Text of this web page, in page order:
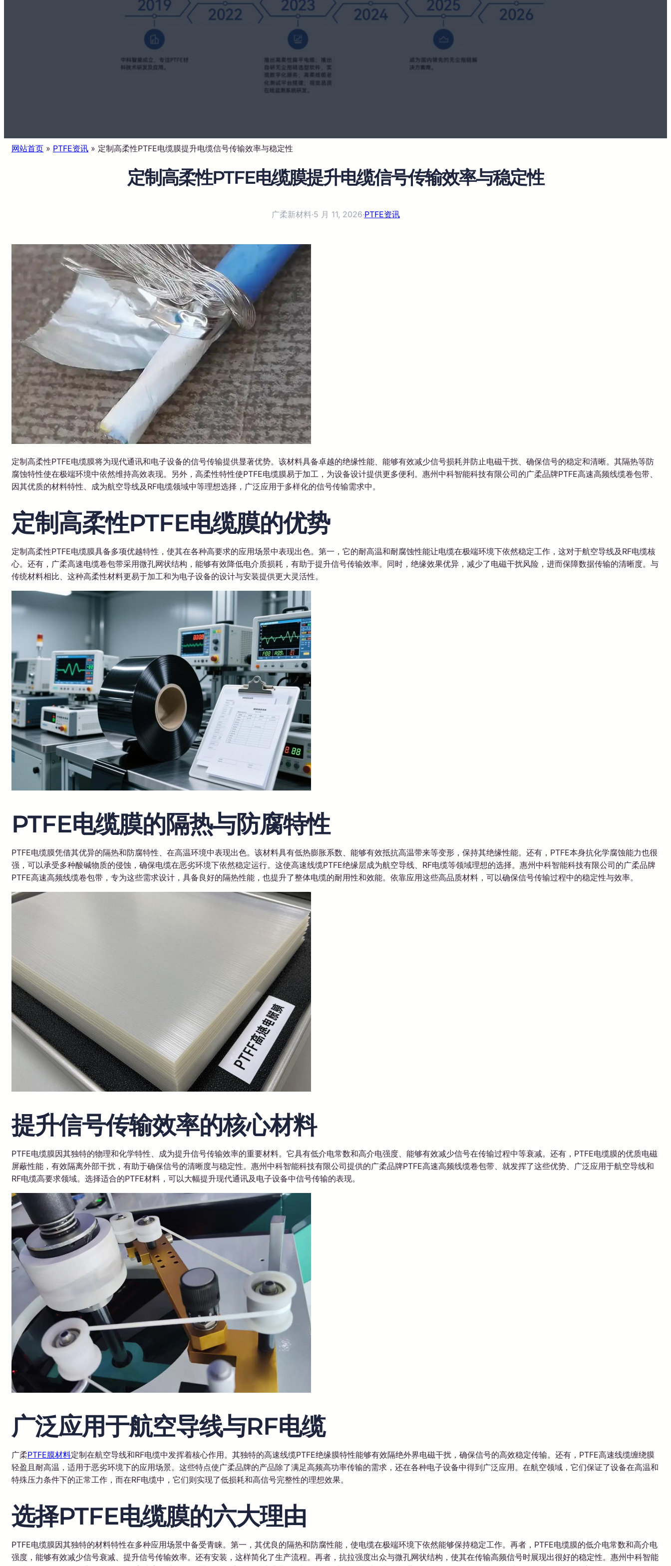
网站首页 » PTFE资讯 » 定制高柔性PTFE电缆膜提升电缆信号传输效率与稳定性
定制高柔性PTFE电缆膜提升电缆信号传输效率与稳定性
广柔新材料·5 月 11, 2026·PTFE资讯
定制高柔性PTFE电缆膜将为现代通讯和电子设备的信号传输提供显著优势。该材料具备卓越的绝缘性能、能够有效减少信号损耗并防止电磁干扰、确保信号的稳定和清晰。其隔热等防
腐蚀特性使在极端环境中依然维持高效表现。另外，高柔性特性使PTFE电缆膜易于加工，为设备设计提供更多便利。惠州中科智能科技有限公司的广柔品牌PTFE高速高频线缆卷包带、
因其优质的材料特性、成为航空导线及RF电缆领域中等理想选择，广泛应用于多样化的信号传输需求中。
定制高柔性PTFE电缆膜的优势
定制高柔性PTFE电缆膜具备多项优越特性，使其在各种高要求的应用场景中表现出色。第一，它的耐高温和耐腐蚀性能让电缆在极端环境下依然稳定工作，这对于航空导线及RF电缆核
心。还有，广柔高速电缆卷包带采用微孔网状结构，能够有效降低电介质损耗，有助于提升信号传输效率。同时，绝缘效果优异，减少了电磁干扰风险，进而保障数据传输的清晰度。与
传统材料相比、这种高柔性材料更易于加工和为电子设备的设计与安装提供更大灵活性。
PTFE电缆膜的隔热与防腐特性
PTFE电缆膜凭借其优异的隔热和防腐特性、在高温环境中表现出色。该材料具有低热膨胀系数、能够有效抵抗高温带来等变形，保持其绝缘性能。还有，PTFE本身抗化学腐蚀能力也很
强，可以承受多种酸碱物质的侵蚀，确保电缆在恶劣环境下依然稳定运行。这使高速线缆PTFE绝缘层成为航空导线、RF电缆等领域理想的选择。惠州中科智能科技有限公司的广柔品牌
PTFE高速高频线缆卷包带，专为这些需求设计，具备良好的隔热性能，也提升了整体电缆的耐用性和效能。依靠应用这些高品质材料，可以确保信号传输过程中的稳定性与效率。
提升信号传输效率的核心材料
PTFE电缆膜因其独特的物理和化学特性、成为提升信号传输效率的重要材料。它具有低介电常数和高介电强度、能够有效减少信号在传输过程中等衰减。还有，PTFE电缆膜的优质电磁
屏蔽性能，有效隔离外部干扰，有助于确保信号的清晰度与稳定性。惠州中科智能科技有限公司提供的广柔品牌PTFE高速高频线缆卷包带、就发挥了这些优势、广泛应用于航空导线和
RF电缆高要求领域。选择适合的PTFE材料，可以大幅提升现代通讯及电子设备中信号传输的表现。
广泛应用于航空导线与RF电缆
广柔PTFE膜材料定制在航空导线和RF电缆中发挥着核心作用。其独特的高速线缆PTFE绝缘膜特性能够有效隔绝外界电磁干扰，确保信号的高效稳定传输。还有，PTFE高速线缆缠绕膜
轻盈且耐高温，适用于恶劣环境下的应用场景。这些特点使广柔品牌的产品除了满足高频高功率传输的需求，还在各种电子设备中得到广泛应用。在航空领域，它们保证了设备在高温和
特殊压力条件下的正常工作，而在RF电缆中，它们则实现了低损耗和高信号完整性的理想效果。
选择PTFE电缆膜的六大理由
PTFE电缆膜因其独特的材料特性在多种应用场景中备受青睐。第一，其优良的隔热和防腐性能，使电缆在极端环境下依然能够保持稳定工作。再者，PTFE电缆膜的低介电常数和高介电
强度，能够有效减少信号衰减、提升信号传输效率。还有安装，这样简化了生产流程。再者，抗拉强度出众与微孔网状结构，使其在传输高频信号时展现出很好的稳定性。惠州中科智能